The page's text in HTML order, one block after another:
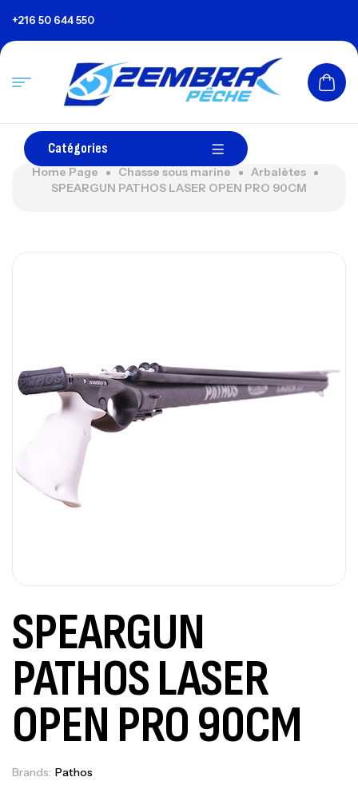
+216 50 644 550
Catégories
Home Page Chasse sous marine
Arbalètes
SPEARGUN PATHOS LASER OPEN PRO 90CM
SPEARGUN
PATHOS LASER
OPEN PRO 90CM
Brands: Pathos